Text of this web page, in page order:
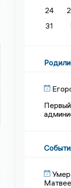
24
31
1